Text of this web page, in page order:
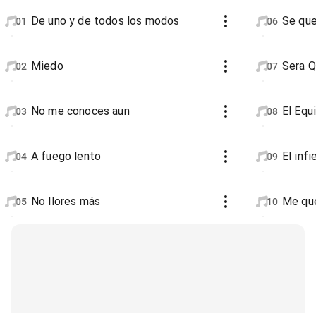
01 De uno y de todos los modos
02 Miedo
03 No me conoces aun
04 A fuego lento
05 No llores más
06 Se
07 Sera
08 El
09 El
10 Me